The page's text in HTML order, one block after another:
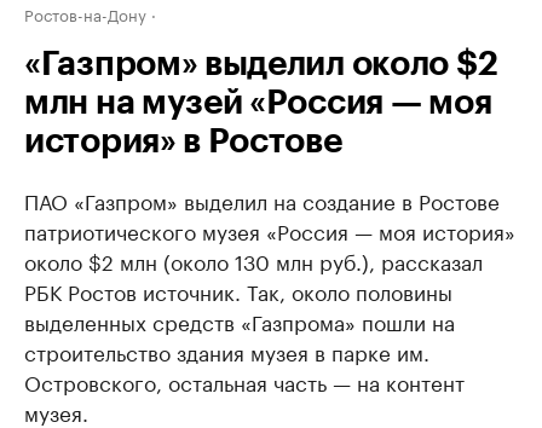
Ростов-на-Дону
«Газпром» выделил около $2
млн на музей «Россия — моя
история» в Ростове
ПАО «Газпром» выделил на создание в Ростове
патриотического музея «Россия — моя история»
около $2 млн (около 130 млн руб.), рассказал
РБК Ростов источник. Так, около половины
выделенных средств «Газпрома» пошли на
строительство здания музея в парке им.
Островского, остальная часть — на контент
музея.